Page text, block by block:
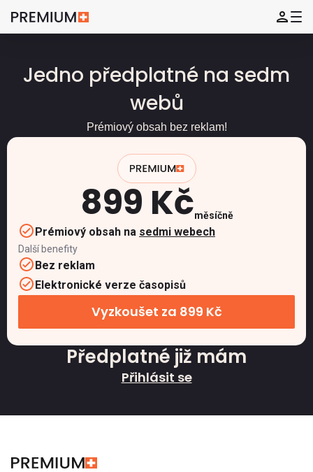
Jedno předplatné na sedm
webů
Prémiový obsah bez reklam!
899 Kčměsíčně
Prémiový obsah na sedmi webech
Další benefity
Bez reklam
Elektronické verze časopisů
Vyzkoušet za 899 Kč
Předplatné již mám
Přihlásit se